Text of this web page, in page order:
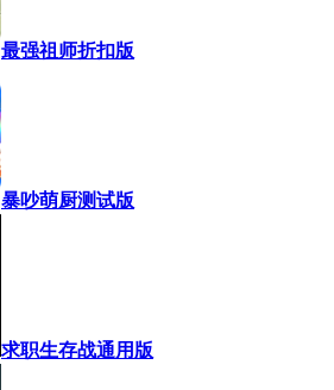
最强祖师折扣版
暴吵萌厨测试版
求职生存战通用版